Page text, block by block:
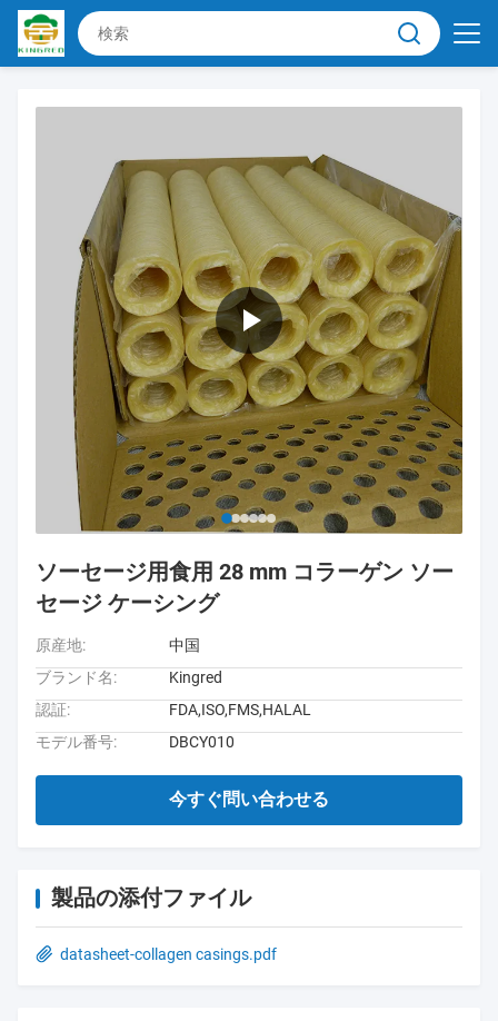
ソーセージ用食用 28 mm コラーゲン ソー
セージ ケーシング
原産地:
中国
ブランド名:
Kingred
認証:
FDA,ISO,FMS,HALAL
モデル番号:
DBCY010
今すぐ問い合わせる
製品の添付ファイル
datasheet-collagen casings.pdf